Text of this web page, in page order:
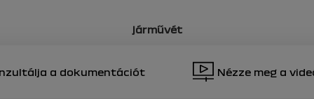
járművét
a dokumentációt Nézze meg a